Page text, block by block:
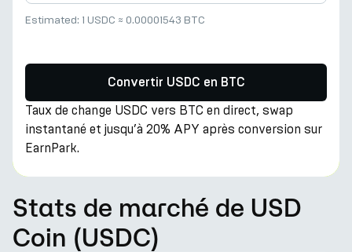
Estimated: 1 USDC ≈ 0.00001543 BTC
Convertir USDC en BTC
Taux de change USDC vers BTC en direct, swap
instantané et jusqu’à 20% APY après conversion sur
EarnPark.
Stats de marché de USD
Coin (USDC)